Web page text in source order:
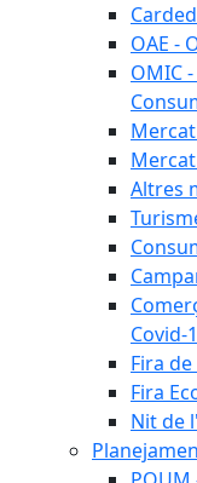
OAE -
OMIC
Altres
Covid-
Fira
Fira
Nit de